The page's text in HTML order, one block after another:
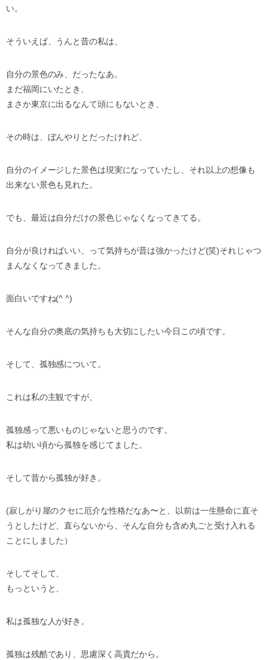
い。
そういえば、うんと昔の私は、
自分の景色のみ、だったなあ。
まだ福岡にいたとき、
まさか東京に出るなんて頭にもないとき、
その時は、ぼんやりとだったけれど、
自分のイメージした景色は現実になっていたし、 それ以上の想像も
出来ない景色も見れた。
でも、最近は自分だけの景色じゃなくなってきてる。
自分が良ければいい、って気持ちが昔は強かったけど(笑)それじゃつ
まんなくなってきました。
面白いですね(^ ^)
そんな自分の奥底の気持ちも大切にしたい今日この頃です。
そして、孤独感について。
これは私の主観ですが、
孤独感って悪いものじゃないと思うのです。
私は幼い頃から孤独を感じてました。
そして昔から孤独が好き。
(寂しがり屋のクセに厄介な性格だなあ〜と、
以前は一生懸命に直そ
うとしたけど、直らないから、 そんな自分も含め丸ごと受け入れる
ことにしました）
そしてそして、
もっというと、
私は孤独な人が好き。
孤独は残酷であり、思慮深く高貴だから。